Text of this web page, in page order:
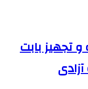
تجهیز بابت